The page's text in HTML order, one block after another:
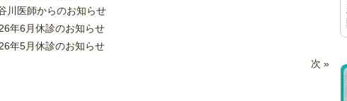
川医師からのお知らせ
年6月休診のお知らせ
年5月休診のお知らせ
次 »